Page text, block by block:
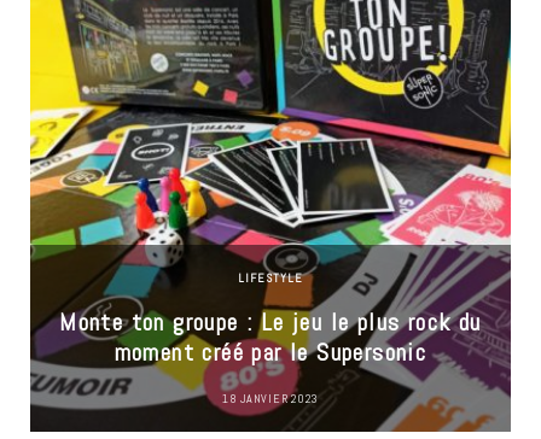
LIFESTYLE
Monte ton groupe : Le jeu le plus rock du
moment créé par le Supersonic
18 JANVIER 2023